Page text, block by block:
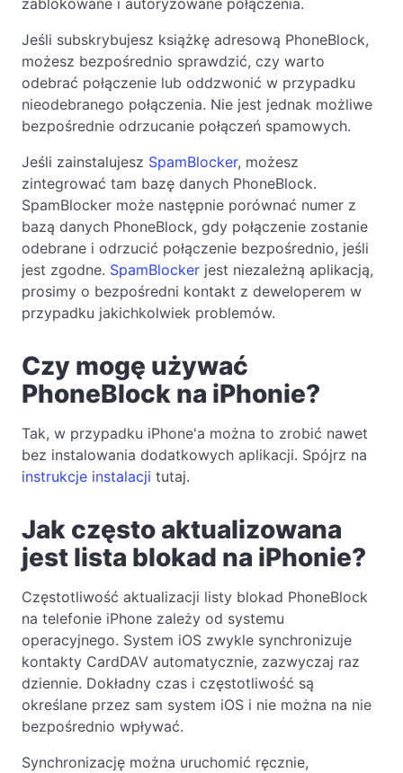
Jeśli subskrybujesz książkę adresową PhoneBlock,
możesz bezpośrednio sprawdzić, czy warto
odebrać połączenie lub oddzwonić w przypadku
nieodebranego połączenia. Nie jest jednak możliwe
bezpośrednie odrzucanie połączeń spamowych.
Jeśli zainstalujesz SpamBlocker, możesz
zintegrować tam bazę danych PhoneBlock.
SpamBlocker może następnie porównać numer z
bazą danych PhoneBlock, gdy połączenie zostanie
odebrane i odrzucić połączenie bezpośrednio, jeśli
jest zgodne. SpamBlocker jest niezależną aplikacją,
prosimy o bezpośredni kontakt z deweloperem w
przypadku jakichkolwiek problemów.
Czy mogę używać
PhoneBlock na iPhonie?
Tak, w przypadku iPhone'a można to zrobić nawet
bez instalowania dodatkowych aplikacji. Spójrz na
instrukcje instalacji tutaj.
Jak często aktualizowana
jest lista blokad na iPhonie?
Częstotliwość aktualizacji listy blokad PhoneBlock
na telefonie iPhone zależy od systemu
operacyjnego. System iOS zwykle synchronizuje
kontakty CardDAV automatycznie, zazwyczaj raz
dziennie. Dokładny czas i częstotliwość są
określane przez sam system iOS i nie można na nie
bezpośrednio wpływać.
Synchronizację można uruchomić ręcznie,